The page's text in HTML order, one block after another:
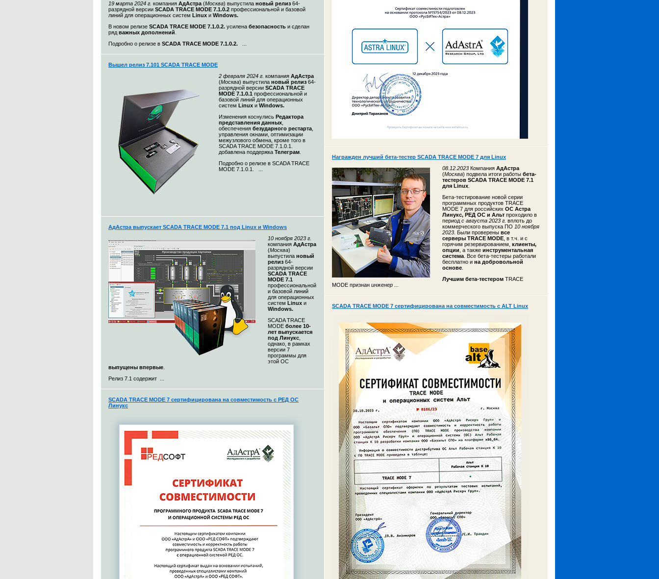
19 марта 2024 г. компания АдАстра (Москва) выпустила новый релиз 64-
разрядной версии SCADA TRACE MODE 7.1.0.2 профессиональной и базовой
линий для операционных систем Linux и Windows.
В новом релизе SCADA TRACE MODE 7.1.0.2. усилена безопасность и сделан
ряд важных дополнений
Подробно о релизе в SCADA TRACE MODE 7.1.0.2.
Вышел релиз 7.101 SCADA TRACE MODE
2 февраля 2024 г. компания АдАстра
(Москва) выпустила новый релиз 64-
разрядной версии SCADA TRACE
MODE 7.1.0.1 профессиональной и
базовой линий для операционных
систем Linux и Windows.
Изменения коснулись Редактора
представления данных
обеспечения безударного рестарта
управления окнами, оптимизации
межузлового обмена, кроме того в
SCADA TRACE MODE 7.1.0.1.
добавлена поддержка Телеграм
Подробно о релизе в SCADA TRACE
MODE 7.1.0.1. ...
АдАстра выпускает SCADA TRACE MODE 7.1 под Linux и Windows
10 ноября 2023 г.
компания АдАстра
(Москва)
выпустила новый
релиз 64-
разрядной версии
SCADA TRACE
MODE 7.1
профессиональной
и базовой линий
для операционных
систем Linux и
Windows.
SCADA TRACE
MODE более 10-
лет выпускается
под Линукс
однако, в рамках
версии 7
программы для
этой ОС
выпущены впервые
Релиз 7.1 содержит ...
SCADA TRACE MODE 7 сертифицирована на совместимость с РЕД ОС
Линукс
Награжден лучший бета-тестер SCADA TRACE MODE 7 для Linux
08.12.2023 Компания АдАстра
(Москва) подвела итоги работы бета-
тестеров SCADA TRACE MODE 7.1
для Linux
Бета-тестирование новой серии
программных продуктов TRACE
MODE 7 для российских ОС Астра
Линукс, РЕД ОС и Альт проходило в
период с августа 2023 г. вплоть до
коммерческого выпуска ПО 10 ноября
2023 . Были проверены все
серверы TRACE MODE , в т.ч. и с
горячим резервированием, клиенты,
опции , а также инструментальная
система . Все бета-тестеры работали
бесплатно и на добровольной
основе
Лучшим бета-тестером TRACE
MODE признан инженер ...
SCADA TRACE MODE 7 сертифицирована на совместимость с ALT Linux